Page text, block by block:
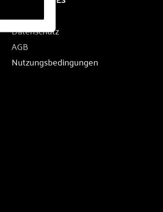
Impressum
Datenschutz
AGB
Nutzungsbedingungen